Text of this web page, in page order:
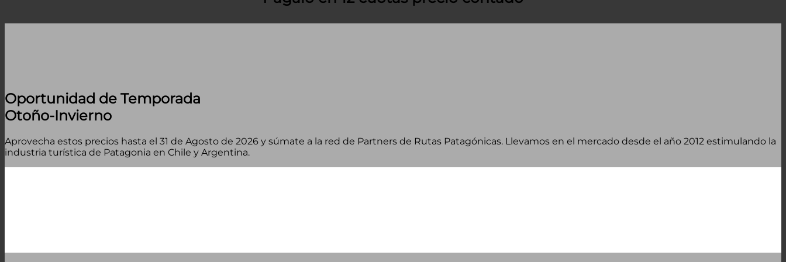
Oportunidad de Temporada
Otoño-Invierno
Aprovecha estos precios hasta el 31 de Agosto de 2026 y súmate a la red de Partners de Rutas Patagónicas. Llevamos en el mercado desde el año 2012 estimulando la
industria turística de Patagonia en Chile y Argentina.